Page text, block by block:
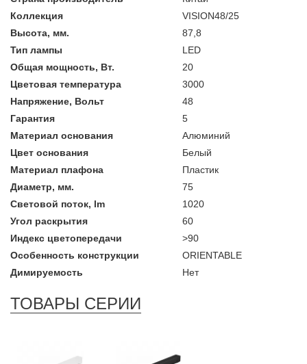
Коллекция
VISION48/25
Высота, мм.
87,8
Тип лампы
LED
Общая мощность, Вт.
20
Цветовая температура
3000
Напряжение, Вольт
48
Гарантия
5
Материал основания
Алюминий
Цвет основания
Белый
Материал плафона
Пластик
Диаметр, мм.
75
Световой поток, lm
1020
Угол раскрытия
60
Индекс цветопередачи
>90
Особенность конструкции
ORIENTABLE
Димируемость
Нет
ТОВАРЫ СЕРИИ